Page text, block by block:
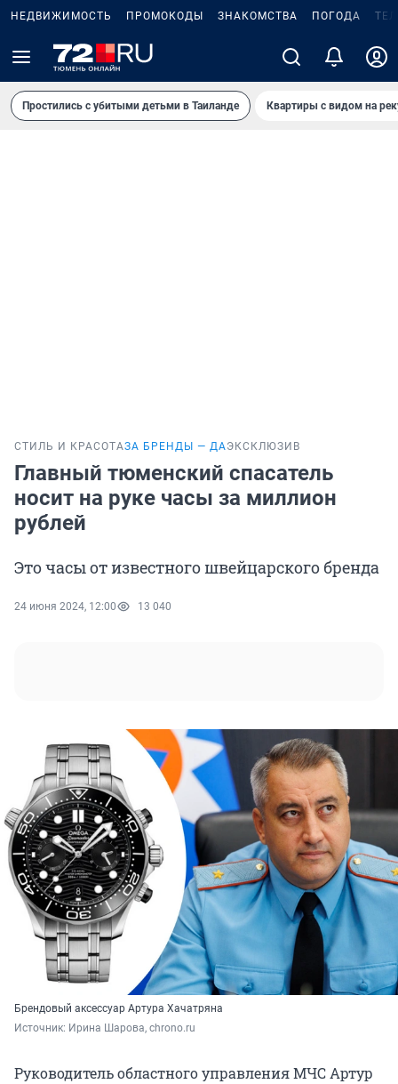
НЕДВИЖИМОСТЬ ПРОМОКОДЫ ЗНАКОМСТВА ПОГОДА
Простились с убитыми детьми в Таиланде Квартиры с видом на
СТИЛЬ И КРАСОТАЗА БРЕНДЫ — ДАЭКСКЛЮЗИВ
Главный тюменский спасатель
носит на руке часы за миллион
рублей
Это часы от известного швейцарского бренда
24 июня 2024, 12:00 13 040
Брендовый аксессуар Артура Хачатряна
Источник: Ирина Шарова, chrono.ru
Руководитель областного управления МЧС Артур